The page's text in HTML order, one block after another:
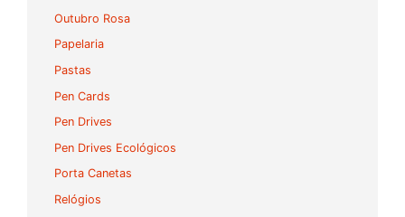
Outubro Rosa
Papelaria
Pastas
Pen Cards
Pen Drives
Pen Drives Ecológicos
Porta Canetas
Relógios